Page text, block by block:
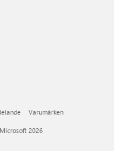
Varumärken
2026